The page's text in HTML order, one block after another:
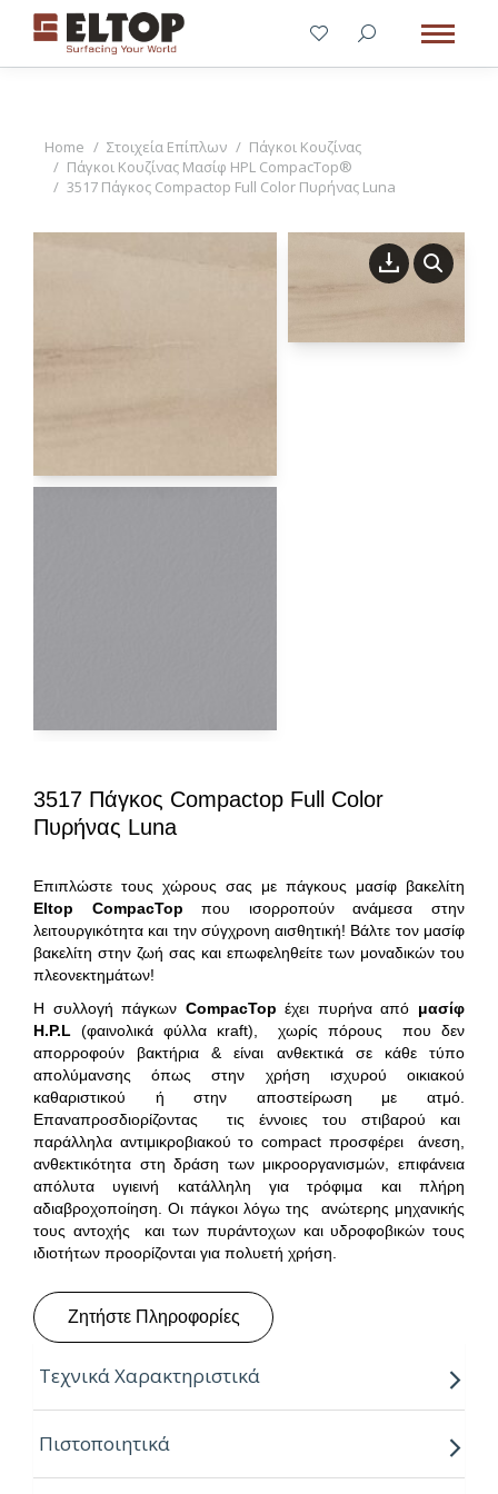
You are here:
Home Στοιχεία Επίπλων
Πάγκοι Κουζίνας
Πάγκοι Κουζίνας Μασίφ HPL CompacTop®
3517 Πάγκος Compactop Full Color Πυρήνας Luna
3517 Πάγκος Compactop Full Color
Πυρήνας Luna
Επιπλώστε τους χώρους σας με πάγκους μασίφ βακελίτη
Eltop CompacTop που ισορροπούν ανάμεσα στην
λειτουργικότητα και την σύγχρονη αισθητική! Βάλτε τον μασίφ
βακελίτη στην ζωή σας και επωφεληθείτε των μοναδικών του
πλεονεκτημάτων!
Η συλλογή πάγκων CompacTop έχει πυρήνα από μασίφ
H.P.L (φαινολικά φύλλα κraft), χωρίς πόρους που δεν
απορροφούν βακτήρια & είναι ανθεκτικά σε κάθε τύπο
απολύμανσης όπως στην χρήση ισχυρού οικιακού
καθαριστικού ή στην αποστείρωση με ατμό.
Επαναπροσδιορίζοντας τις έννοιες του στιβαρού και
παράλληλα αντιμικροβιακού το compact προσφέρει άνεση,
ανθεκτικότητα στη δράση των μικροοργανισμών, επιφάνεια
απόλυτα υγιεινή κατάλληλη για τρόφιμα και πλήρη
αδιαβροχοποίηση. Οι πάγκοι λόγω της ανώτερης μηχανικής
τους αντοχής και των πυράντοχων και υδροφοβικών τους
ιδιοτήτων προορίζονται για πολυετή χρήση.
Ζητήστε Πληροφορίες
Τεχνικά Χαρακτηριστικά
Παραγόμενα πάχη:
Παραγόμενο μήκος:4.20m
Πιστοποιητικά